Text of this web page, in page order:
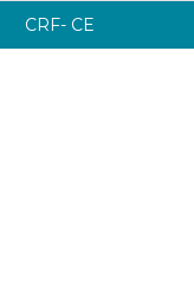
CRF- CE